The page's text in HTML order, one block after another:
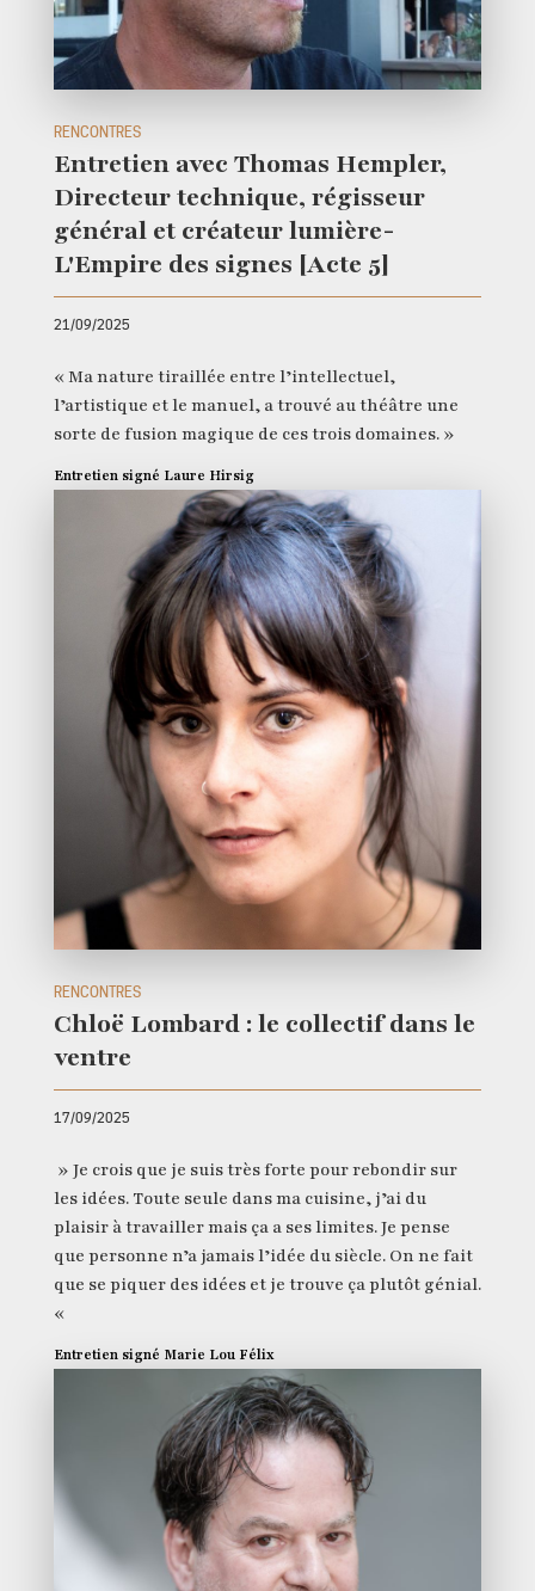
RENCONTRES
Entretien avec Thomas Hempler,
Directeur technique, régisseur
général et créateur lumière-
L'Empire des signes [Acte 5]
21/09/2025
« Ma nature tiraillée entre l’intellectuel,
l’artistique et le manuel, a trouvé au théâtre une
sorte de fusion magique de ces trois domaines. »
Entretien signé Laure Hirsig
RENCONTRES
Chloë Lombard : le collectif dans le
ventre
17/09/2025
» Je crois que je suis très forte pour rebondir sur
les idées. Toute seule dans ma cuisine, j’ai du
plaisir à travailler mais ça a ses limites. Je pense
que personne n’a jamais l’idée du siècle. On ne fait
que se piquer des idées et je trouve ça plutôt génial.
«
Entretien signé Marie Lou Félix